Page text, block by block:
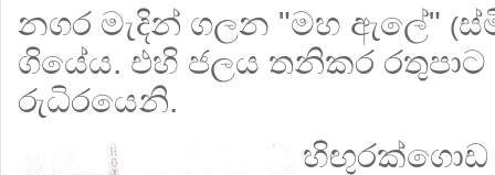
නගර මැදින් ගලන "මහ ඇලේ" (
ගියේය. එහි ජලය තනිකර
රුධිරයෙනි.
හිඟුරක්ගොඩ